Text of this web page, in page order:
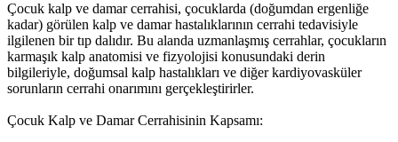
Çocuk kalp ve damar cerrahisi, çocuklarda (doğumdan ergenliğe
kadar) görülen kalp ve damar hastalıklarının cerrahi tedavisiyle
ilgilenen bir tıp dalıdır. Bu alanda uzmanlaşmış cerrahlar, çocukların
karmaşık kalp anatomisi ve fizyolojisi konusundaki derin
bilgileriyle, doğumsal kalp hastalıkları ve diğer kardiyovasküler
sorunların cerrahi onarımını gerçekleştirirler.
Çocuk Kalp ve Damar Cerrahisinin Kapsamı: